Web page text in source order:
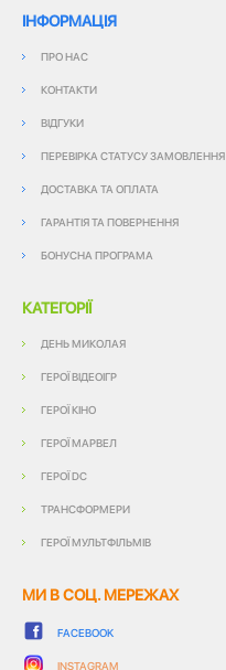
ІНФОРМАЦІЯ
ПРО НАС
КОНТАКТИ
ВІДГУКИ
ПЕРЕВІРКА СТАТУСУ ЗАМОВЛЕННЯ
ДОСТАВКА ТА ОПЛАТА
ГАРАНТІЯ ТА ПОВЕРНЕННЯ
БОНУСНА ПРОГРАМА
КАТЕГОРІЇ
ДЕНЬ МИКОЛАЯ
ГЕРОЇ ВІДЕОІГР
ГЕРОЇ КІНО
ГЕРОЇ МАРВЕЛ
ГЕРОЇ DC
ТРАНСФОРМЕРИ
ГЕРОЇ МУЛЬТФІЛЬМІВ
МИ В СОЦ. МЕРЕЖАХ
FACEBOOK
INSTAGRAM